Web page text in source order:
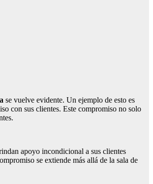
se vuelve evidente. Un ejemplo de esto es
con sus clientes. Este compromiso no solo
apoyo incondicional a sus clientes
se extiende más allá de la sala de